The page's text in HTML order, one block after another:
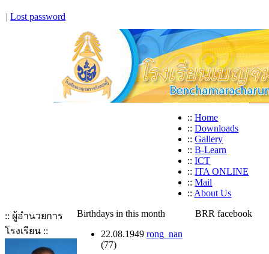
| Lost password
:: Home
:: Downloads
:: Gallery
:: B-Learn
:: ICT
:: ITA ONLINE
:: Mail
:: About Us
:: ผู้อำนวยการ
โรงเรียน ::
Birthdays in this month
22.08.1949 rong_nan
(77)
BRR facebook